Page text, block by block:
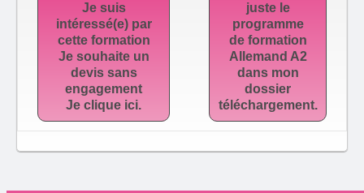
Je suis
intéressé(e) par
cette formation
Je souhaite un
devis sans
engagement
Je clique ici.
juste le
programme
de formation
Allemand A2
dans mon
dossier
téléchargement.